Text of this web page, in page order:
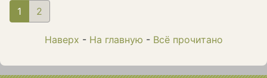
1 (current)
2
Наверх - На главную - Всё прочитано